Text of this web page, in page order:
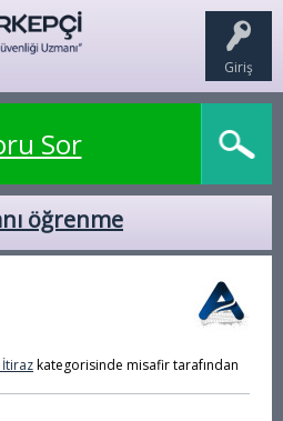
Giriş
Sor
öğrenme
İtirazkategorisinde misafirtarafından